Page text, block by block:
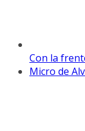
Con la
Micro de